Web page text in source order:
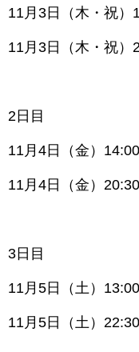
11月3日（木・祝
11月3日（木・祝
2日目
11月4日（金）
11月4日（金）
3日目
11月5日（土）
11月5日（土）